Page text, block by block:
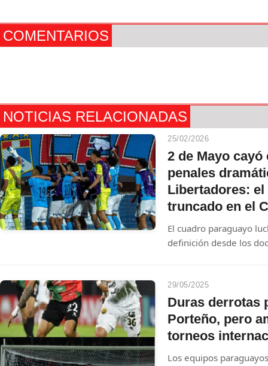
COMENTARIOS
NOTICIAS RELACIONADAS
25/02/2026
2 de Mayo cayó
penales
Libertadores:
truncado en el
El cuadro paraguayo
definición desde los
mereció más y se va
en el Estadio Miguel
29/05/2025
Duras derrotas
Porteño, pero
torneos
Los equipos